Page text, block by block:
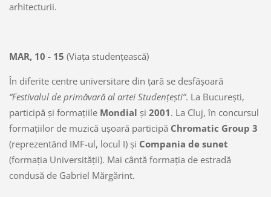
arhitecturii.
MAR, 10 - 15 (Viaţa studenţească)
În diferite centre universitare din ţară se desfăşoară
“Festivalul de primăvară al artei Studenţeşti”. La Bucureşti,
participă şi formaţiile Mondial şi 2001. La Cluj, în concursul
formaţiilor de muzică uşoară participă Chromatic Group 3
(reprezentând IMF-ul, locul I) şi Compania de sunet
(formaţia Universităţii). Mai cântă formaţia de estradă
condusă de Gabriel Mărgărint.